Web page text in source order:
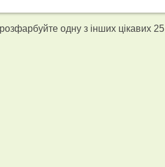
одну з інших цікавих 25